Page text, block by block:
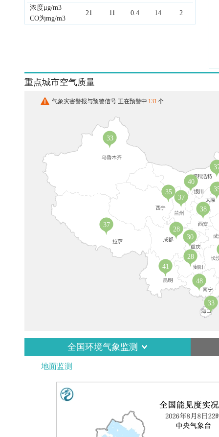
浓度μg/m3
CO为mg/m3
21 11 0.4 14 2
重点城市空气质量
40
38
37
35
30
28
28
48
41
33
37
33
气象灾害警报与预警信号 正在预警中 131 个
全国环境气象监测
地面监测